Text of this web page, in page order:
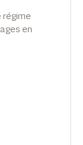
régime
en